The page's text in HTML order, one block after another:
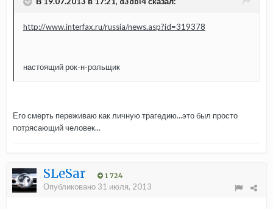
http://www.interfax.ru/russia/news.asp?id=319378
настоящий рок-н-рольщик
Его смерть переживаю как личную трагедию...это был просто
потрясающий человек...
SLeSar 1 724
Опубликовано 31 июля, 2013